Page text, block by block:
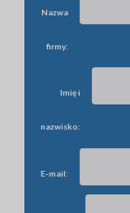
Nazwa
firmy:
Imię i
nazwisko:
E-mail: